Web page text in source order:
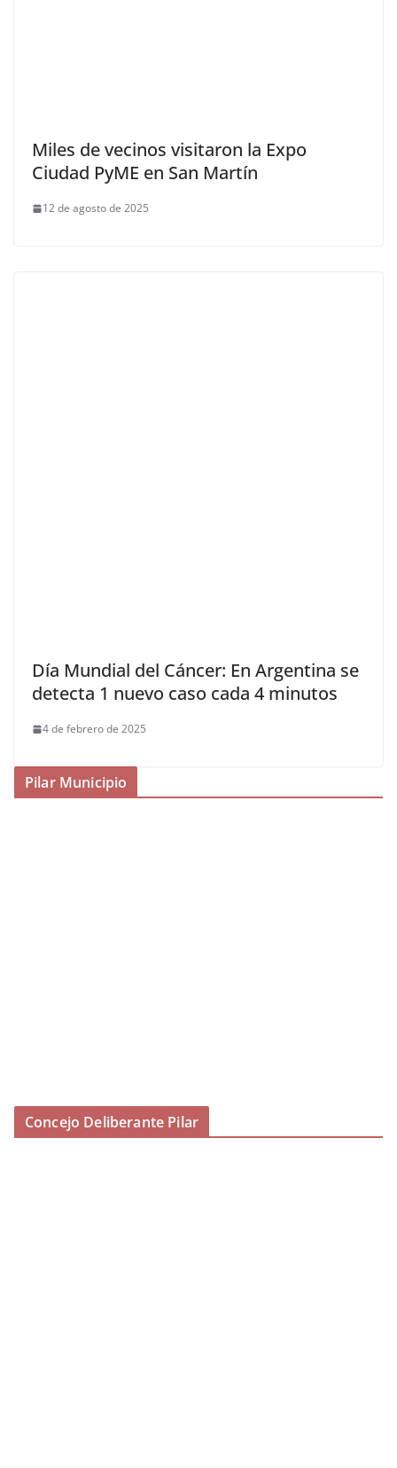
Miles de vecinos visitaron la Expo
Ciudad PyME en San Martín
12 de agosto de 2025
Día Mundial del Cáncer: En Argentina se
detecta 1 nuevo caso cada 4 minutos
4 de febrero de 2025
Pilar Municipio
Concejo Deliberante Pilar